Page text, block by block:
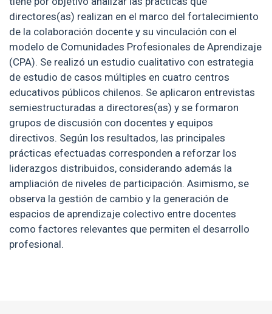
directores(as) realizan en el marco del fortalecimiento
de la colaboración docente y su vinculación con el
modelo de Comunidades Profesionales de Aprendizaje
(CPA). Se realizó un estudio cualitativo con estrategia
de estudio de casos múltiples en cuatro centros
educativos públicos chilenos. Se aplicaron entrevistas
semiestructuradas a directores(as) y se formaron
grupos de discusión con docentes y equipos
directivos. Según los resultados, las principales
prácticas efectuadas corresponden a reforzar los
liderazgos distribuidos, considerando además la
ampliación de niveles de participación. Asimismo, se
observa la gestión de cambio y la generación de
espacios de aprendizaje colectivo entre docentes
como factores relevantes que permiten el desarrollo
profesional.